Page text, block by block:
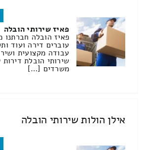
פאיז שירותי הובלה
פאיז הובלה
עוברים דירה ועוד
עבודה מקצועית
שירותי הובלת
משרדים […]
אילן הולות שירותי הובלה